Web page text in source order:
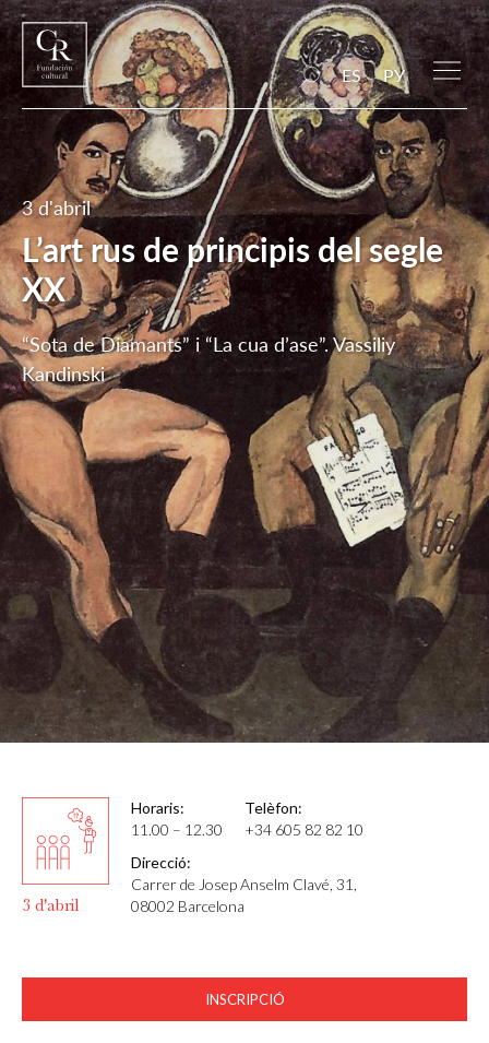
ES РУ
3 d'abril
L’art rus de principis del segle
XX
“Sota de Diamants” i “La cua d’ase”. Vassiliy
Kandinski
3 d'abril
Horaris:
11.00 – 12.30
Telèfon:
+34 605 82 82 10
Direcció:
Carrer de Josep Anselm Clavé, 31,
08002 Barcelona
INSCRIPCIÓ